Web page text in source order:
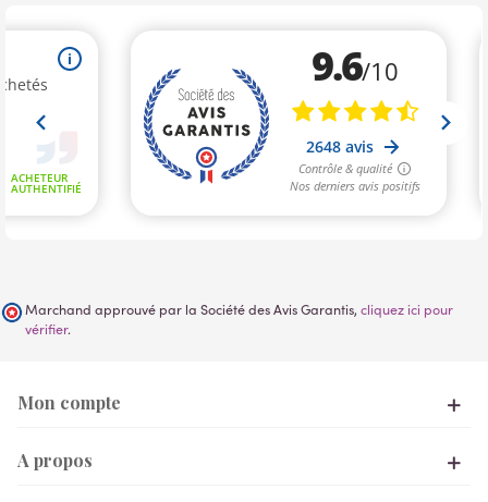
Marchand approuvé par la Société des Avis Garantis, cliquez ici pour
vérifier.
Mon compte
A propos